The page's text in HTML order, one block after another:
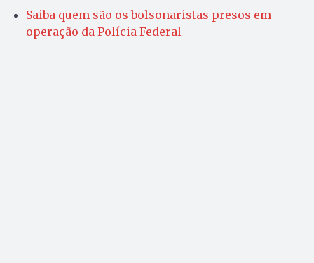
Saiba quem são os bolsonaristas presos em
operação da Polícia Federal